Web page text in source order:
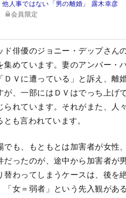
人事ではない「男の離婚」 露木幸彦
会員限定
俳優のジョニー・デップさん
集めています。妻のアンバー・
ＤＶに遭っている」と訴え、離
が、一部にはＤＶはでっち上げ
られています。それがまた、人
も言われています。
も、もともとは加害者が女性
だったのが、途中から加害者が
替わってしまうケースは、後を
「女＝弱者」という先入観があ